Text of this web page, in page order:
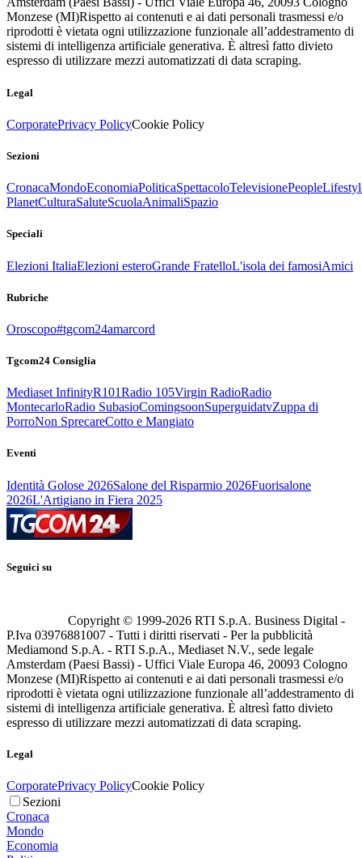
Monzese (MI)Rispetto ai contenuti e ai dati personali trasmessi e/o
riprodotti è vietata ogni utilizzazione funzionale all’addestramento di
sistemi di intelligenza artificiale generativa. È altresì fatto divieto
espresso di utilizzare mezzi automatizzati di data scraping.
Legal
CorporatePrivacy PolicyCookie Policy
Sezioni
CronacaMondoEconomiaPoliticaSpettacoloTelevisionePeople
PlanetCulturaSaluteScuolaAnimaliSpazio
Speciali
Elezioni ItaliaElezioni esteroGrande FratelloL'isola dei famosiAmici
Rubriche
Oroscopo#tgcom24amarcord
Tgcom24 Consiglia
Mediaset InfinityR101Radio 105Virgin RadioRadio
MontecarloRadio SubasioComingsoonSuperguidatvZuppa di
PorroNon SprecareCotto e Mangiato
Eventi
Identità Golose 2026Salone del Risparmio 2026Fuorisalone
2026L'Artigiano in Fiera 2025
Seguici su
Copyright © 1999-2026 RTI S.p.A. Business Digital -
P.Iva 03976881007 - Tutti i diritti riservati - Per la pubblicità
Mediamond S.p.A. - RTI S.p.A., Mediaset N.V., sede legale
Amsterdam (Paesi Bassi) - Uffici Viale Europa 46, 20093 Cologno
Monzese (MI)Rispetto ai contenuti e ai dati personali trasmessi e/o
riprodotti è vietata ogni utilizzazione funzionale all’addestramento di
sistemi di intelligenza artificiale generativa. È altresì fatto divieto
espresso di utilizzare mezzi automatizzati di data scraping.
Legal
CorporatePrivacy PolicyCookie Policy
Sezioni
Cronaca
Mondo
Economia